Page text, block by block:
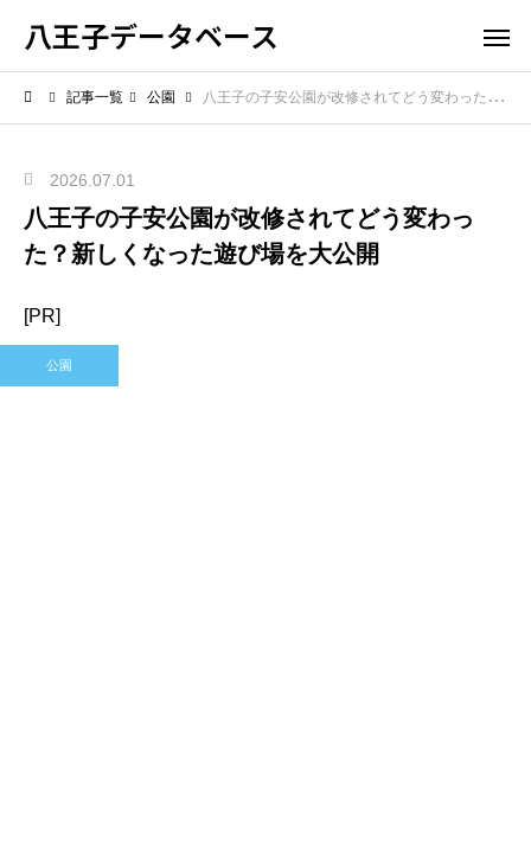
八王子データベース
記事一覧 公園 八王子の子安公園が改修されてどう変わった？新しくなった遊び場を大公開
2026.07.01
八王子の子安公園が改修されてどう変わっ
た？新しくなった遊び場を大公開
[PR]
公園